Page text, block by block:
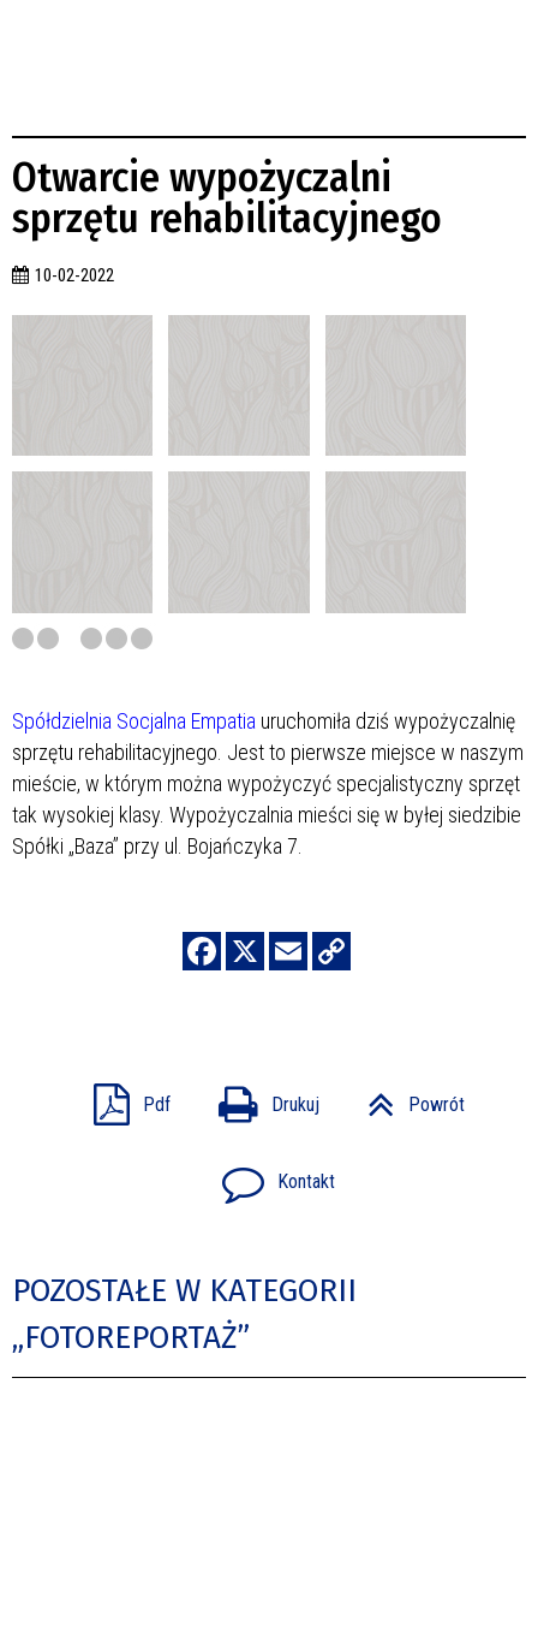
Otwarcie wypożyczalni
sprzętu rehabilitacyjnego
10-02-2022
Spółdzielnia Socjalna Empatia uruchomiła dziś wypożyczalnię
sprzętu rehabilitacyjnego. Jest to pierwsze miejsce w naszym
mieście, w którym można wypożyczyć specjalistyczny sprzęt
tak wysokiej klasy. Wypożyczalnia mieści się w byłej siedzibie
Spółki „Baza” przy ul. Bojańczyka 7.
Pdf Drukuj Powrót
Kontakt
POZOSTAŁE W KATEGORII
„FOTOREPORTAŻ”